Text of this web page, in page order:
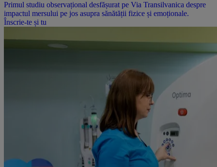
Primul studiu observațional desfășurat pe Via Transilvanica despre
impactul mersului pe jos asupra sănătății fizice și emoționale.
Înscrie-te și tu